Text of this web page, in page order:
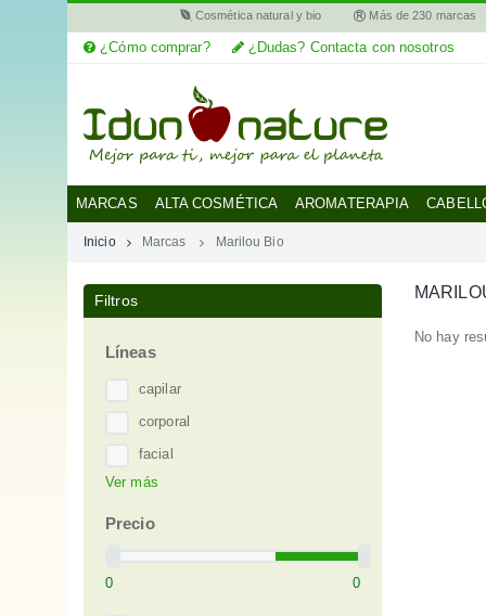
MARCAS
Cosmética natural y bio Más de 230 marcas
¿Cómo comprar? ¿Dudas? Contacta con nosotros
MARCAS ALTA COSMÉTICA AROMATERAPIA
Inicio Marcas Marilou Bio
Filtros
Líneas
capilar
corporal
facial
Actifs Marins
Argán
Monoï de Tahití
Ver más
Precio
No hay